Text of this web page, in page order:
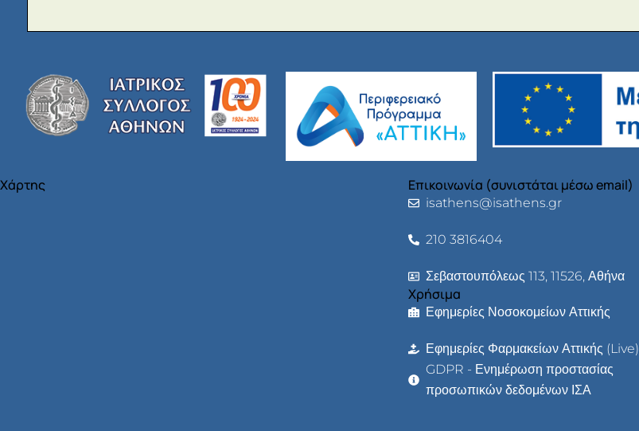
Χάρτης Επικοινωνία (συνιστάται μέσω email)
isathens@isathens.gr
210 3816404
Σεβαστουπόλεως 113, 11526, Αθήνα
Χρήσιμα
Εφημερίες Νοσοκομείων Αττικής
Εφημερίες Φαρμακείων Αττικής (Live)
GDPR - Ενημέρωση προστασίας
προσωπικών δεδομένων ΙΣΑ